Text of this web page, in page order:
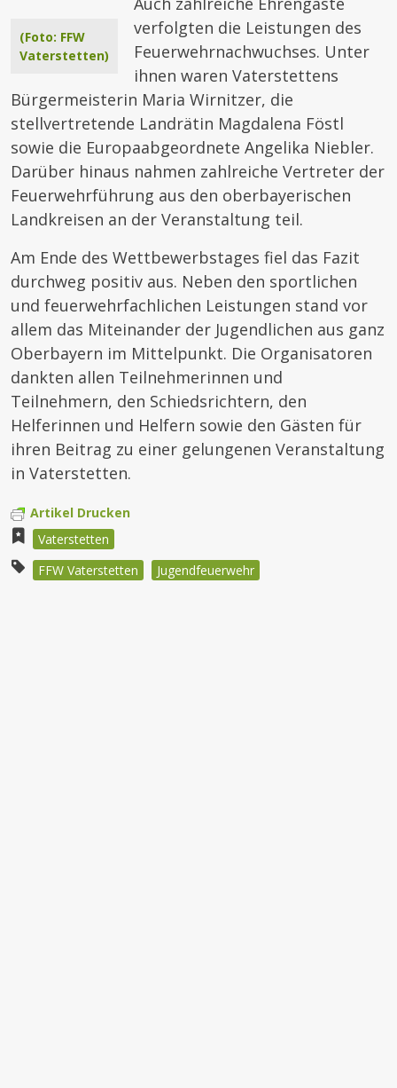
(Foto: FFW
Vaterstetten)
verfolgten die Leistungen des
Feuerwehrnachwuchses. Unter
ihnen waren Vaterstettens
Bürgermeisterin Maria Wirnitzer, die
stellvertretende Landrätin Magdalena Föstl
sowie die Europaabgeordnete Angelika Niebler.
Darüber hinaus nahmen zahlreiche Vertreter der
Feuerwehrführung aus den oberbayerischen
Landkreisen an der Veranstaltung teil.
Am Ende des Wettbewerbstages fiel das Fazit
durchweg positiv aus. Neben den sportlichen
und feuerwehrfachlichen Leistungen stand vor
allem das Miteinander der Jugendlichen aus ganz
Oberbayern im Mittelpunkt. Die Organisatoren
dankten allen Teilnehmerinnen und
Teilnehmern, den Schiedsrichtern, den
Helferinnen und Helfern sowie den Gästen für
ihren Beitrag zu einer gelungenen Veranstaltung
in Vaterstetten.
Artikel Drucken
Vaterstetten
FFW Vaterstetten
Jugendfeuerwehr